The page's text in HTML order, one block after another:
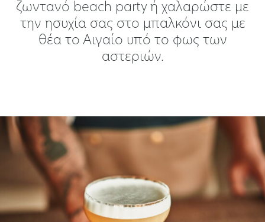
ζωντανό beach party ή χαλαρώστε με
την ησυχία σας στο μπαλκόνι σας με
θέα το Αιγαίο υπό το φως των
αστεριών.